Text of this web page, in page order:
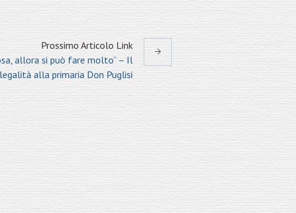
Prossimo Articolo Link
allora si può fare molto” – Il
alla primaria Don Puglisi